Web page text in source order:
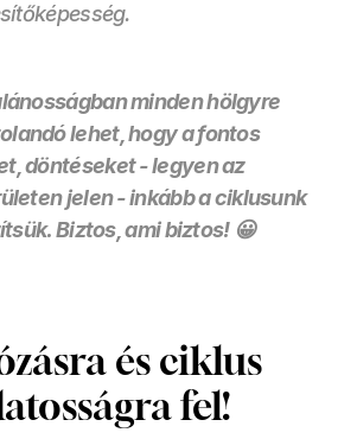
minden hölgyre
lehet, hogy a fontos
döntéseket - legyen az
jelen - inkább a ciklusunk
Biztos, ami biztos! 😀
és ciklus
fel!